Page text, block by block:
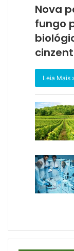
Nova
fungo
Leia Mais